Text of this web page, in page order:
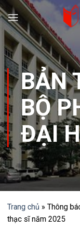
Skip
to
content
BẢN
BỘ
ĐẠI
Trang chủ » Thông
thạc sĩ năm 2025